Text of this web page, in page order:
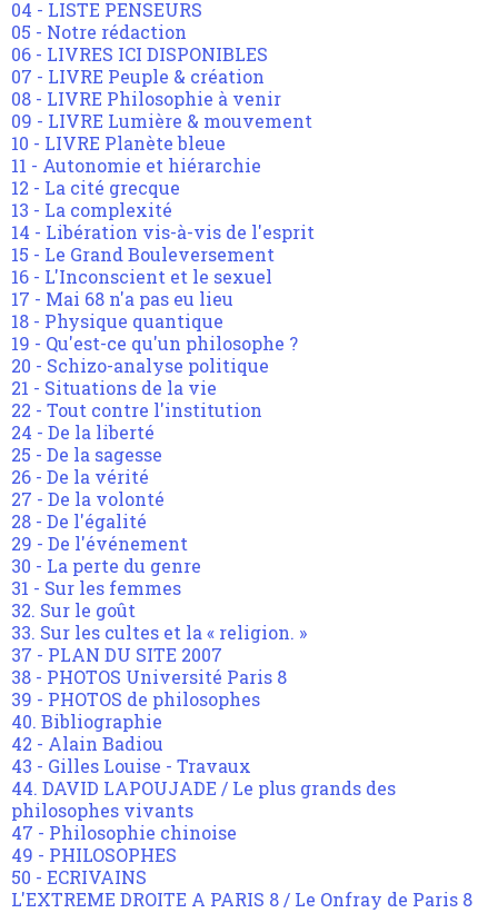
04 - LISTE PENSEURS
05 - Notre rédaction
06 - LIVRES ICI DISPONIBLES
07 - LIVRE Peuple & création
08 - LIVRE Philosophie à venir
09 - LIVRE Lumière & mouvement
10 - LIVRE Planète bleue
11 - Autonomie et hiérarchie
12 - La cité grecque
13 - La complexité
14 - Libération vis-à-vis de l'esprit
15 - Le Grand Bouleversement
16 - L'Inconscient et le sexuel
17 - Mai 68 n'a pas eu lieu
18 - Physique quantique
19 - Qu'est-ce qu'un philosophe ?
20 - Schizo-analyse politique
21 - Situations de la vie
22 - Tout contre l'institution
24 - De la liberté
25 - De la sagesse
26 - De la vérité
27 - De la volonté
28 - De l'égalité
29 - De l'événement
30 - La perte du genre
31 - Sur les femmes
32. Sur le goût
33. Sur les cultes et la « religion. »
37 - PLAN DU SITE 2007
38 - PHOTOS Université Paris 8
39 - PHOTOS de philosophes
40. Bibliographie
42 - Alain Badiou
43 - Gilles Louise - Travaux
44. DAVID LAPOUJADE / Le plus grands des
philosophes vivants
47 - Philosophie chinoise
49 - PHILOSOPHES
50 - ECRIVAINS
L'EXTREME DROITE A PARIS 8 / Le Onfray de Paris 8